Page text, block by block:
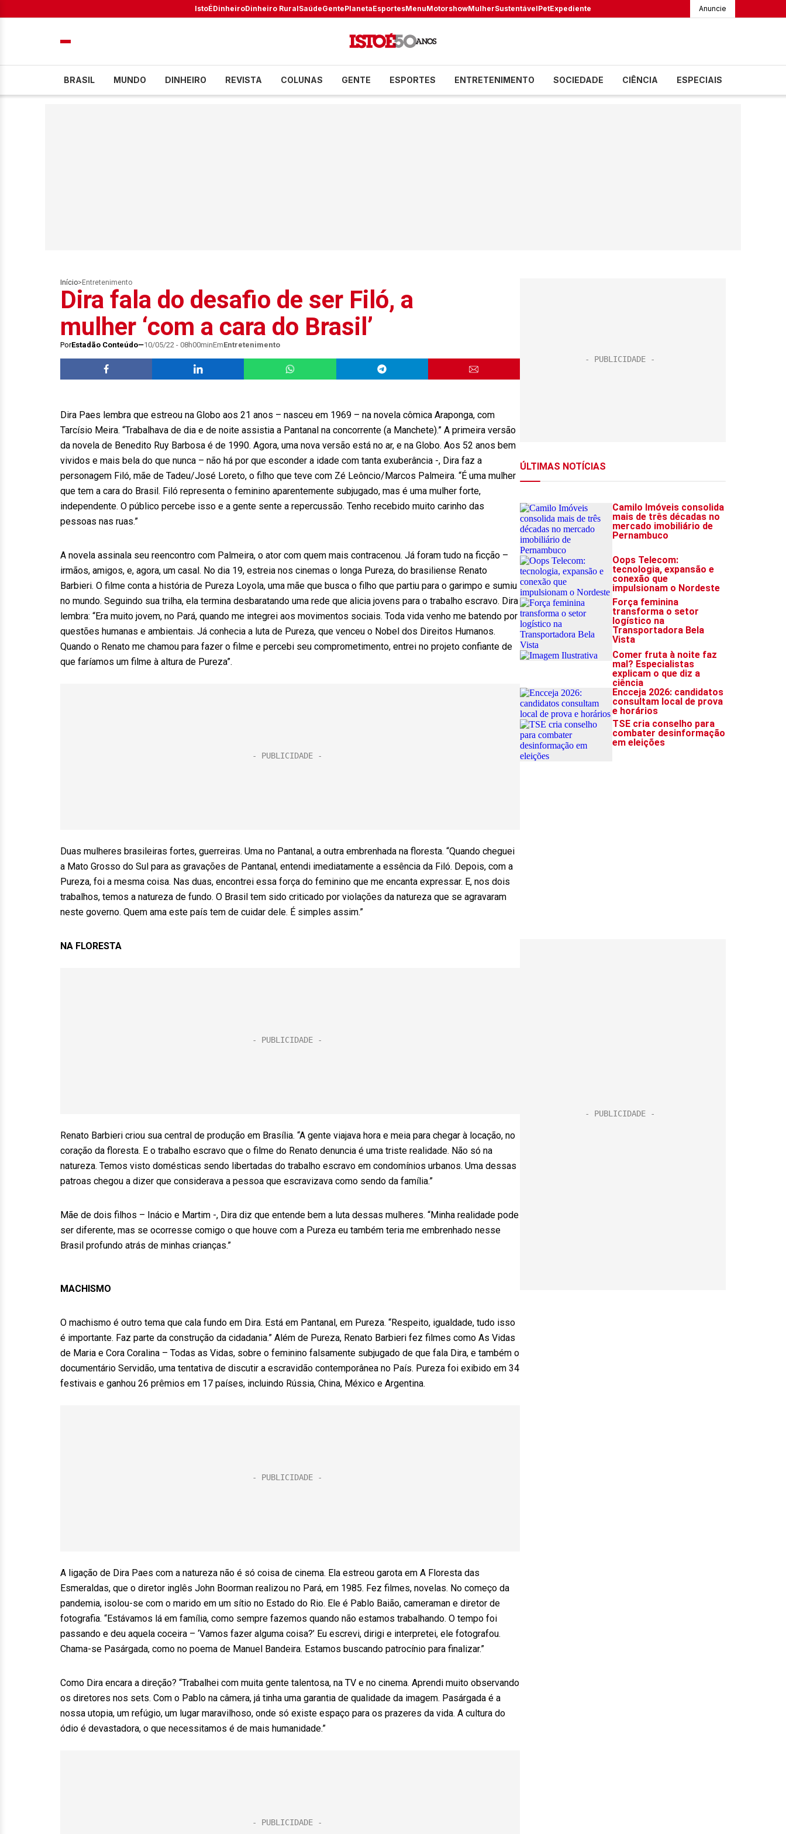
IstoÉDinheiroDinheiro RuralSaúdeGentePlanetaEsportesMenuMotorshowMulherSustentávelPetExpediente Anuncie
BRASIL MUNDO DINHEIRO REVISTA COLUNAS GENTE ESPORTES ENTRETENIMENTO SOCIEDADE CIÊNCIA ESPECIAIS
Início> Entretenimento
Dira fala do desafio de ser Filó, a
mulher ‘com a cara do Brasil’
PorEstadão Conteúdo 10/05/22 - 08h00minEmEntretenimento
Dira Paes lembra que estreou na Globo aos 21 anos – nasceu em 1969 – na novela cômica Araponga, com
Tarcísio Meira. “Trabalhava de dia e de noite assistia a Pantanal na concorrente (a Manchete).” A primeira versão
da novela de Benedito Ruy Barbosa é de 1990. Agora, uma nova versão está no ar, e na Globo. Aos 52 anos bem
vividos e mais bela do que nunca – não há por que esconder a idade com tanta exuberância -, Dira faz a
personagem Filó, mãe de Tadeu/José Loreto, o filho que teve com Zé Leôncio/Marcos Palmeira. “É uma mulher
que tem a cara do Brasil. Filó representa o feminino aparentemente subjugado, mas é uma mulher forte,
independente. O público percebe isso e a gente sente a repercussão. Tenho recebido muito carinho das
pessoas nas ruas.”
A novela assinala seu reencontro com Palmeira, o ator com quem mais contracenou. Já foram tudo na ficção –
irmãos, amigos, e, agora, um casal. No dia 19, estreia nos cinemas o longa Pureza, do brasiliense Renato
Barbieri. O filme conta a história de Pureza Loyola, uma mãe que busca o filho que partiu para o garimpo e sumiu
no mundo. Seguindo sua trilha, ela termina desbaratando uma rede que alicia jovens para o trabalho escravo. Dira
lembra: “Era muito jovem, no Pará, quando me integrei aos movimentos sociais. Toda vida venho me batendo por
questões humanas e ambientais. Já conhecia a luta de Pureza, que venceu o Nobel dos Direitos Humanos.
Quando o Renato me chamou para fazer o filme e percebi seu comprometimento, entrei no projeto confiante de
que faríamos um filme à altura de Pureza”.
Duas mulheres brasileiras fortes, guerreiras. Uma no Pantanal, a outra embrenhada na floresta. “Quando cheguei
a Mato Grosso do Sul para as gravações de Pantanal, entendi imediatamente a essência da Filó. Depois, com a
Pureza, foi a mesma coisa. Nas duas, encontrei essa força do feminino que me encanta expressar. E, nos dois
trabalhos, temos a natureza de fundo. O Brasil tem sido criticado por violações da natureza que se agravaram
neste governo. Quem ama este país tem de cuidar dele. É simples assim.”
NA FLORESTA
Renato Barbieri criou sua central de produção em Brasília. “A gente viajava hora e meia para chegar à locação, no
coração da floresta. E o trabalho escravo que o filme do Renato denuncia é uma triste realidade. Não só na
natureza. Temos visto domésticas sendo libertadas do trabalho escravo em condomínios urbanos. Uma dessas
patroas chegou a dizer que considerava a pessoa que escravizava como sendo da família.”
Mãe de dois filhos – Inácio e Martim -, Dira diz que entende bem a luta dessas mulheres. “Minha realidade pode
ser diferente, mas se ocorresse comigo o que houve com a Pureza eu também teria me embrenhado nesse
Brasil profundo atrás de minhas crianças.”
MACHISMO
O machismo é outro tema que cala fundo em Dira. Está em Pantanal, em Pureza. “Respeito, igualdade, tudo isso
é importante. Faz parte da construção da cidadania.” Além de Pureza, Renato Barbieri fez filmes como As Vidas
de Maria e Cora Coralina – Todas as Vidas, sobre o feminino falsamente subjugado de que fala Dira, e também o
documentário Servidão, uma tentativa de discutir a escravidão contemporânea no País. Pureza foi exibido em 34
festivais e ganhou 26 prêmios em 17 países, incluindo Rússia, China, México e Argentina.
A ligação de Dira Paes com a natureza não é só coisa de cinema. Ela estreou garota em A Floresta das
Esmeraldas, que o diretor inglês John Boorman realizou no Pará, em 1985. Fez filmes, novelas. No começo da
pandemia, isolou-se com o marido em um sítio no Estado do Rio. Ele é Pablo Baião, cameraman e diretor de
fotografia. “Estávamos lá em família, como sempre fazemos quando não estamos trabalhando. O tempo foi
passando e deu aquela coceira – ‘Vamos fazer alguma coisa?’ Eu escrevi, dirigi e interpretei, ele fotografou.
Chama-se Pasárgada, como no poema de Manuel Bandeira. Estamos buscando patrocínio para finalizar.”
Como Dira encara a direção? “Trabalhei com muita gente talentosa, na TV e no cinema. Aprendi muito observando
os diretores nos sets. Com o Pablo na câmera, já tinha uma garantia de qualidade da imagem. Pasárgada é a
nossa utopia, um refúgio, um lugar maravilhoso, onde só existe espaço para os prazeres da vida. A cultura do
ódio é devastadora, o que necessitamos é de mais humanidade.”